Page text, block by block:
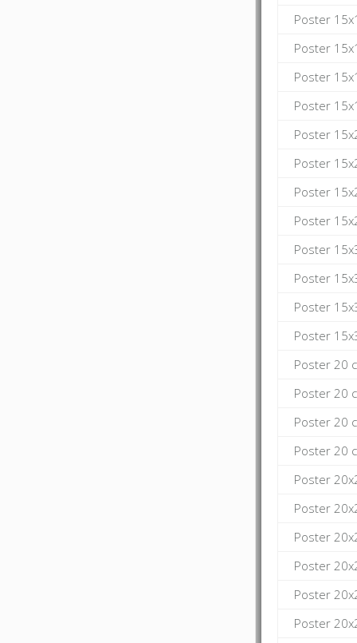
Poster
Poster
Poster
Poster
Poster
Poster
Poster
Poster
Poster
Poster
Poster
Poster
Poster 20
Poster 20
Poster 20
Poster 20
Poster
Poster
Poster
Poster
Poster
Poster